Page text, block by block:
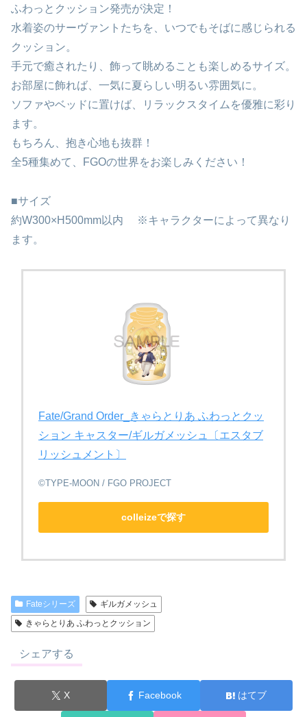
ふわっとクッション発売が決定！
水着姿のサーヴァントたちを、いつでもそばに感じられる
クッション。
手元で癒されたり、飾って眺めることも楽しめるサイズ。
お部屋に飾れば、一気に夏らしい明るい雰囲気に。
ソファやベッドに置けば、リラックスタイムを優雅に彩り
ます。
もちろん、抱き心地も抜群！
全5種集めて、FGOの世界をお楽しみください！
■サイズ
約W300×H500mm以内 ※キャラクターによって異なり
ます。
Fate/Grand Order_きゃらとりあ ふわっとクッ
ション キャスター/ギルガメッシュ〔エスタブ
リッシュメント〕
©TYPE-MOON / FGO PROJECT
colleizeで探す
Fateシリーズ
ギルガメッシュ
きゃらとりあ ふわっとクッション
シェアする
X Facebook はてブ